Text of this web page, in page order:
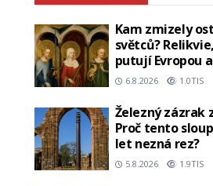
Kam zmizely
světců?
putují Evropou
budí úžas
6.8.2026 1.0TIS
Železný zázrak
Proč tento
let nezná rez?
5.8.2026 1.9TIS